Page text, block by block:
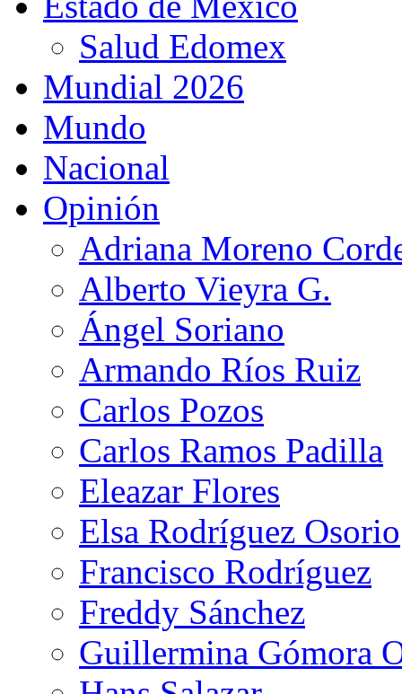
Salud Edomex
Mundial 2026
Mundo
Nacional
Opinión
Adriana Moreno
Alberto Vieyra G.
Ángel Soriano
Armando Ríos Ruiz
Carlos Pozos
Carlos Ramos Padilla
Eleazar Flores
Elsa Rodríguez Osorio
Francisco Rodríguez
Freddy Sánchez
Guillermina Gómora